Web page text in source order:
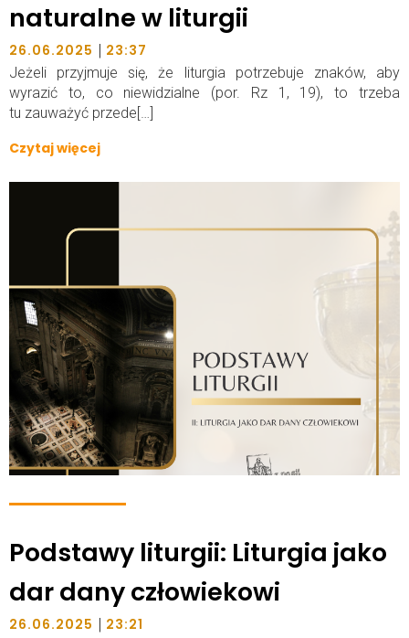
naturalne w liturgii
26.06.2025 | 23:37
Jeżeli przyjmuje się, że liturgia potrzebuje znaków, aby
wyrazić to, co niewidzialne (por. Rz 1, 19), to trzeba
tu zauważyć przede[…]
Czytaj więcej
Podstawy liturgii: Liturgia jako
dar dany człowiekowi
26.06.2025 | 23:21